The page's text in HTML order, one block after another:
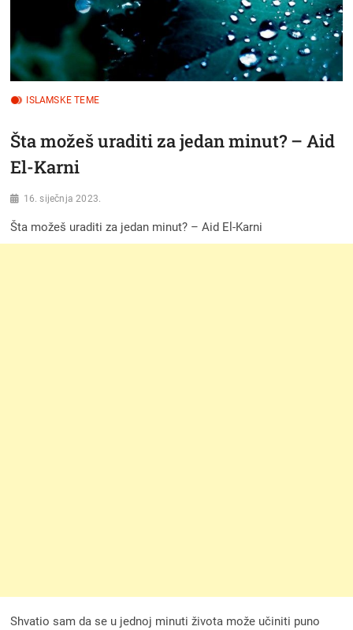
ISLAMSKE TEME
Šta možeš uraditi za jedan minut? – Aid
El-Karni
16. siječnja 2023.
Šta možeš uraditi za jedan minut? – Aid El-Karni
Shvatio sam da se u jednoj minuti života može učiniti puno